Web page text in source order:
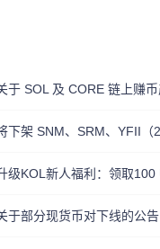
于部分现货币对下线的公告